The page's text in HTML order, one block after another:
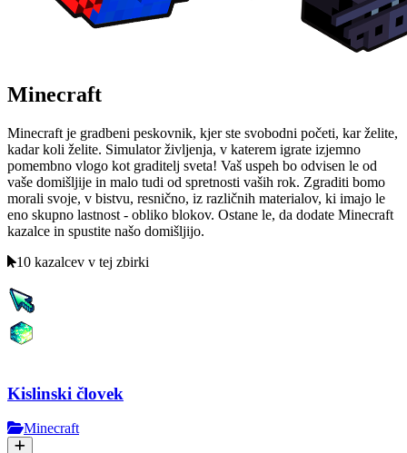
Minecraft
Minecraft je gradbeni peskovnik, kjer ste svobodni početi, kar želite,
kadar koli želite. Simulator življenja, v katerem igrate izjemno
pomembno vlogo kot graditelj sveta! Vaš uspeh bo odvisen le od
vaše domišljije in malo tudi od spretnosti vaših rok. Zgraditi bomo
morali svoje, v bistvu, resnično, iz različnih materialov, ki imajo le
eno skupno lastnost - obliko blokov. Ostane le, da dodate Minecraft
kazalce in spustite našo domišljijo.
10 kazalcev v tej zbirki
Kislinski človek
Minecraft